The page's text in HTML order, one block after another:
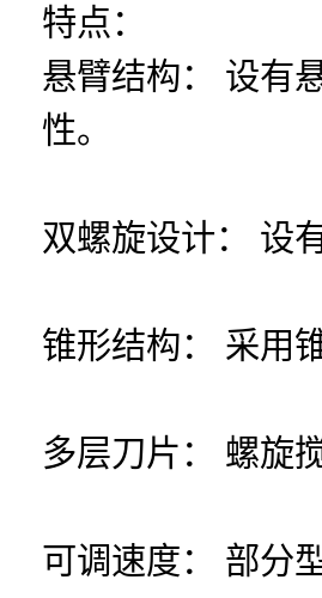
特点：
悬臂结构： 设有
性。
双螺旋设计： 设
锥形结构： 采用
多层刀片： 螺旋
可调速度： 部分